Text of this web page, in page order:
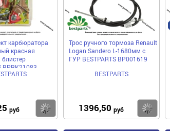
карбюратора
красная
BPRK21083
руб Купить
Трос ручного тормоза Renault
Logan Sandero L-1680мм с
ГУР BESTPARTS BP001619
BESTPARTS
1396,50 руб